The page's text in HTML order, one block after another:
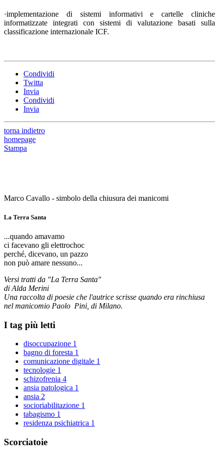
·implementazione di sistemi informativi e cartelle cliniche
informatizzate integrati con sistemi di valutazione basati sulla
classificazione internazionale ICF.
Condividi
Twitta
Invia
Condividi
Invia
torna indietro
homepage
Stampa
Marco Cavallo - simbolo della chiusura dei manicomi
La Terra Santa
...quando amavamo
ci facevano gli elettrochoc
perché, dicevano, un pazzo
non può amare nessuno...
Versi tratti da "La Terra Santa"
di Alda Merini
Una raccolta di poesie che l'autrice scrisse quando era rinchiusa
nel manicomio Paolo Pini, di Milano.
I tag più letti
disoccupazione 1
bagno di foresta 1
comunicazione digitale 1
tecnologie 1
schizofrenia 4
ansia patologica 1
ansia 2
socioriabilitazione 1
tabagismo 1
residenza psichiatrica 1
Scorciatoie